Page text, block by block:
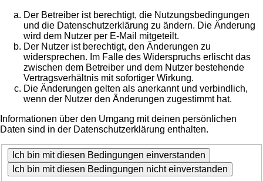
Der Betreiber ist berechtigt, die Nutzungsbedingungen
und die Datenschutzerklärung zu ändern. Die Änderung
wird dem Nutzer per E-Mail mitgeteilt.
Der Nutzer ist berechtigt, den Änderungen zu
widersprechen. Im Falle des Widerspruchs erlischt das
zwischen dem Betreiber und dem Nutzer bestehende
Vertragsverhältnis mit sofortiger Wirkung.
Die Änderungen gelten als anerkannt und verbindlich,
wenn der Nutzer den Änderungen zugestimmt hat.
Informationen über den Umgang mit deinen persönlichen
Daten sind in der Datenschutzerklärung enthalten.